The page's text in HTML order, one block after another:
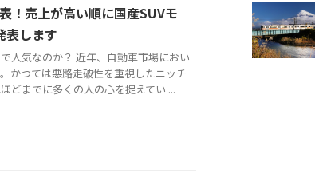
！売上が高い順に国産SUVモ
表します
人気なのか？ 近年、自動車市場におい
かつては悪路走破性を重視したニッチ
どまでに多くの人の心を捉えてい ...